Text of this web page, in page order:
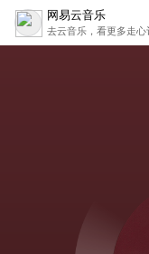
网易云音乐
去云音乐，看更多走心